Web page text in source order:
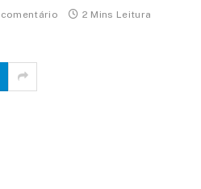
comentário 2 Mins Leitura